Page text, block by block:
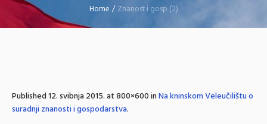
Home /Znanost i gosp (2)
Published12. svibnja 2015.at 800×600 inNa kninskom Veleučilištu o
suradnji znanosti i gospodarstva.